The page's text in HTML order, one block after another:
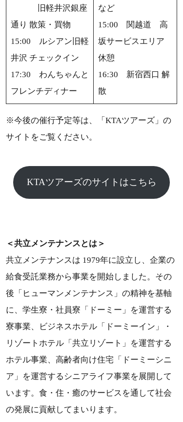
旧軽井沢銀座
通り 散策・買物
15:00 ルシアン旧軽
井沢 チェックイン
17:30 わんちゃんと
フレンチディナー
など
15:00 関越道 高
坂サービスエリア
休憩
16:30 新宿西口 解
散
※今後の催行予定等は、「KTAツアーズ」の
サイトをご覧ください。
KTAツアーズのサイトはこちら
＜共立メンテナンスとは＞
共立メンテナンスは 1979年に設立し、企業の
給食受託業務から事業を開始しました。その
後「ヒューマンメンテナンス」の精神を基軸
に、学生寮・社員寮「ドーミー」を運営する
寮事業、ビジネスホテル「ドーミーイン」・
リゾートホテル「共立リゾート」を運営する
ホテル事業、高齢者向け住宅「ドーミーシニ
ア」を運営するシニアライフ事業を展開して
います。食・住・癒のサービスを通して社会
の発展に貢献してまいります。